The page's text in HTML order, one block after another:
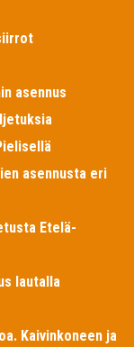
asennus
asennusta eri
Etelä-
lautalla
Kaivinkoneen ja